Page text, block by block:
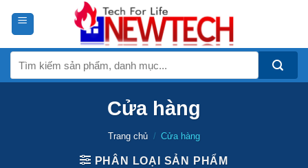
kiếm:
Cửa hàng
Trang chủ / Cửa hàng
PHÂN LOẠI SẢN PHẨM